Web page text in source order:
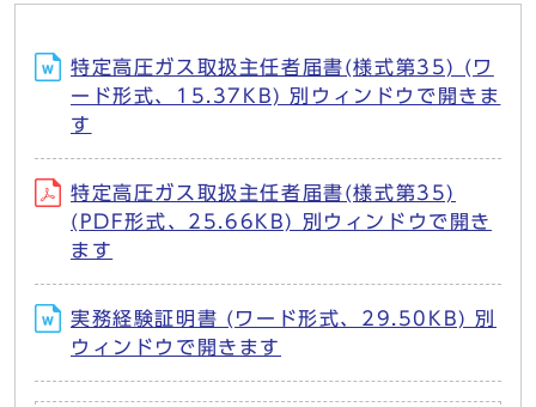
特定高圧ガス取扱主任者届書(様式第35) (ワ
ード形式、15.37KB) 別ウィンドウで開きま
す
特定高圧ガス取扱主任者届書(様式第35)
(PDF形式、25.66KB) 別ウィンドウで開き
ます
実務経験証明書 (ワード形式、29.50KB) 別
ウィンドウで開きます